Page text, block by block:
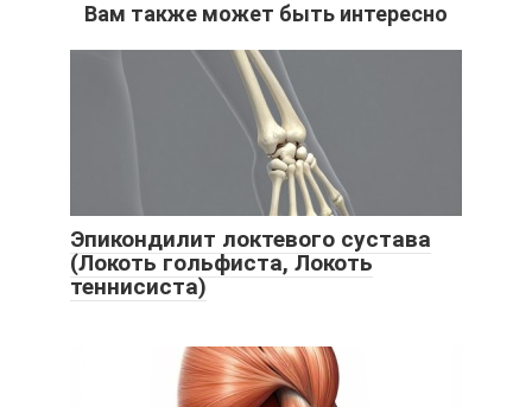
Вам также может быть интересно
Эпикондилит локтевого сустава
(Локоть гольфиста, Локоть
теннисиста)